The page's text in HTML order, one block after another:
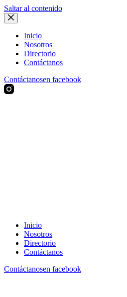
Saltar al contenido
Inicio
Nosotros
Directorio
Contáctanos
Contáctanosen facebook
Inicio
Nosotros
Directorio
Contáctanos
Contáctanosen facebook